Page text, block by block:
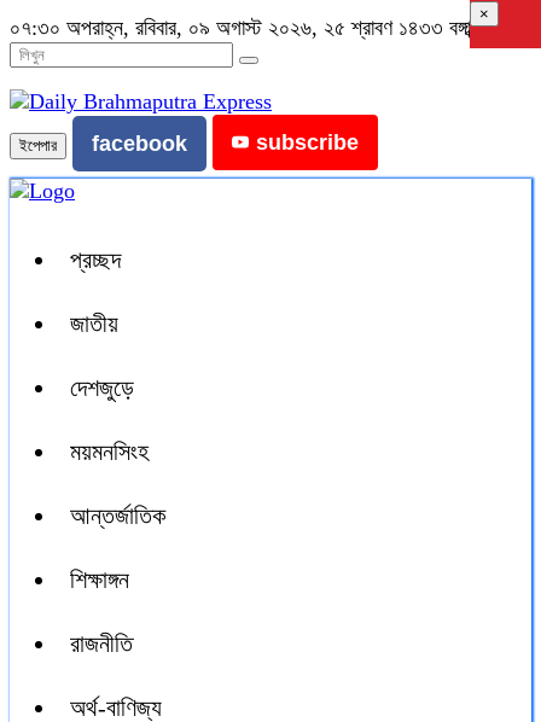
০৭:৩০ অপরাহ্ন, রবিবার, ০৯ অগাস্ট ২০২৬, ২৫ শ্রাবণ ১৪৩৩ বঙ্গাব্দ
ইপেপার facebook subscribe
প্রচ্ছদ
জাতীয়
দেশজুড়ে
ময়মনসিংহ
আন্তর্জাতিক
শিক্ষাঙ্গন
রাজনীতি
অর্থ-বাণিজ্য
×